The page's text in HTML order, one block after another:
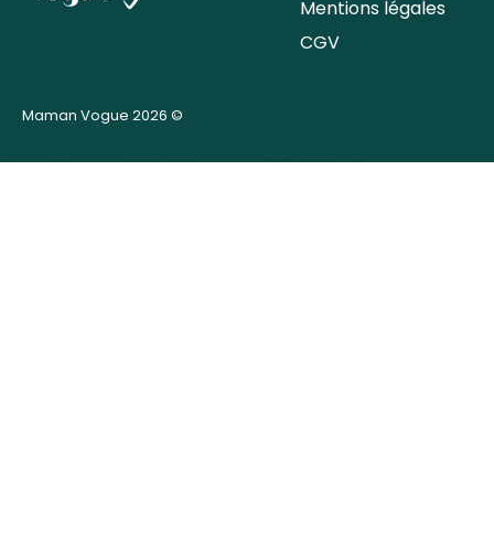
Mentions légales
CGV
Maman Vogue 2026 ©